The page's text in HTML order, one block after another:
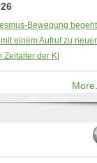
Bewegung begeht
einem Aufruf zu neuer
Zeitalter der KI
More...